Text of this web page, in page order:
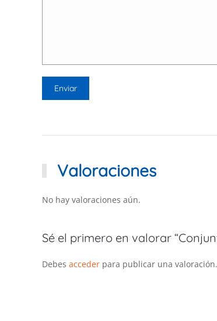
Valoraciones
No hay valoraciones aún.
Sé el primero en valorar
Debes acceder para publicar una valoración.